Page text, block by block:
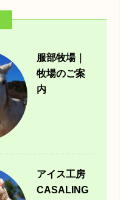
服部牧場｜
牧場のご案
内
アイス工房
CASALING